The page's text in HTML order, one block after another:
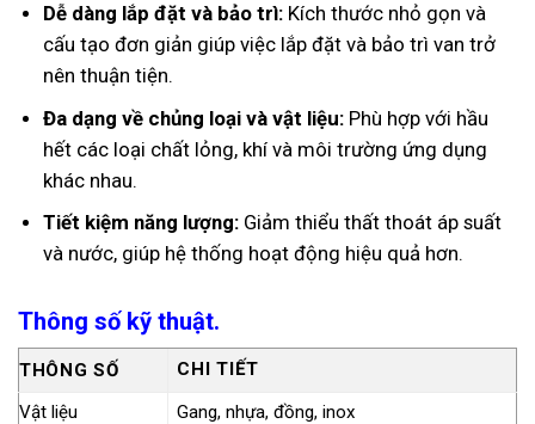
Dễ dàng lắp đặt và bảo trì:Kích thước nhỏ gọn và
cấu tạo đơn giản giúp việc lắp đặt và bảo trì van trở
nên thuận tiện.
Đa dạng về chủng loại và vật liệu:Phù hợp với hầu
hết các loại chất lỏng, khí và môi trường ứng dụng
khác nhau.
Tiết kiệm năng lượng:Giảm thiểu thất thoát áp suất
và nước, giúp hệ thống hoạt động hiệu quả hơn.
Thông số kỹ thuật.
THÔNG SỐ
CHI TIẾT
Vật liệu
Gang, nhựa, đồng, inox